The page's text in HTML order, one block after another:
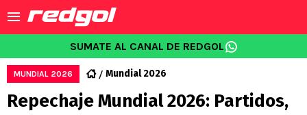
SUMATE AL CANAL DE REDGOL
MUNDIAL 2026 Mundial 2026
Repechaje Mundial 2026: Partidos,